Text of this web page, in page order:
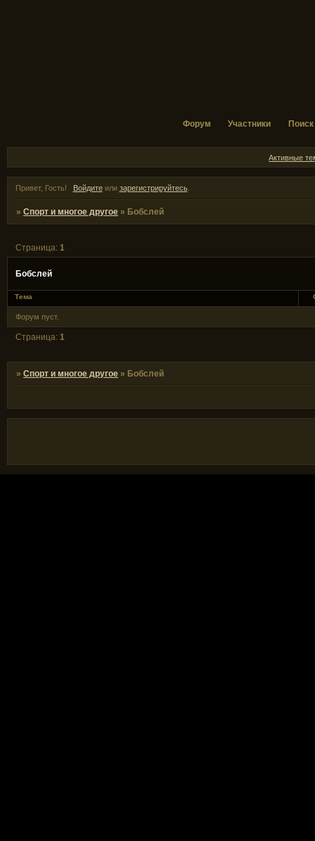
Форум Участники Поиск
Активные
Привет, Гость! Войдитеили зарегистрируйтесь.
»Спорт и многое другое » Бобслей
Бобслей
Страница:1
Тема
Форум пуст.
Страница: 1
»Спорт и многое другое » Бобслей